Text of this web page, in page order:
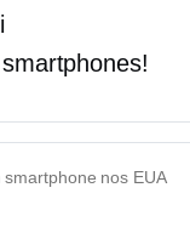
nos EUA